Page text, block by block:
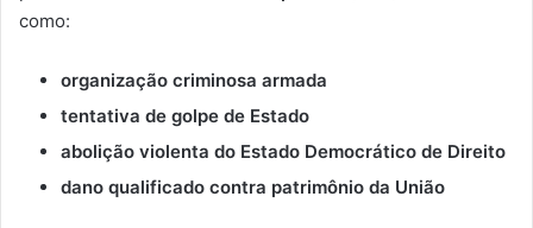
como:
organização criminosa armada
tentativa de golpe de Estado
abolição violenta do Estado Democrático de Direito
dano qualificado contra patrimônio da União